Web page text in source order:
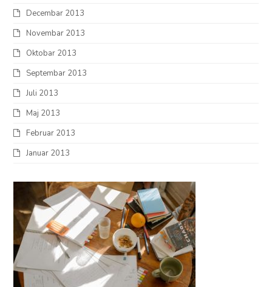
Decembar 2013
Novembar 2013
Oktobar 2013
Septembar 2013
Juli 2013
Maj 2013
Februar 2013
Januar 2013